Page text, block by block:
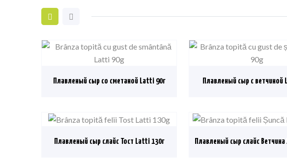
Плавленый сыр со сметаной Latti 90г Плавленый сыр с ветчиной
Плавленый сыр слайс Тост Latti 130г
Плавленый сыр слайс Ветчина